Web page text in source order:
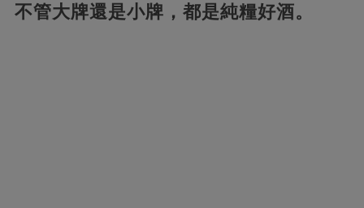
不管大牌還是小牌，都是純糧好酒。